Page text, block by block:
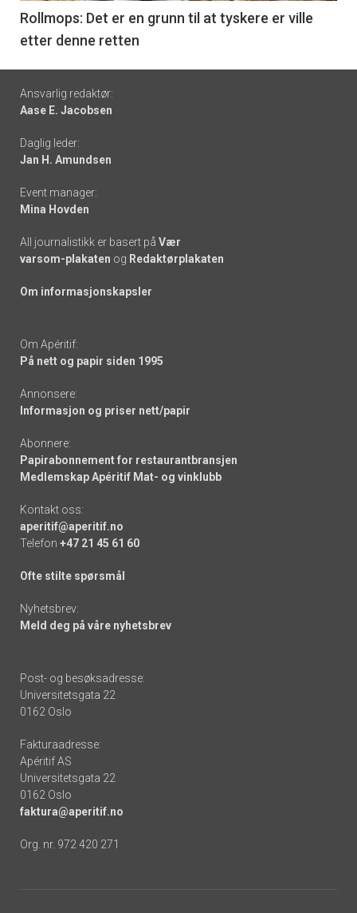
6
Rollmops: Det er en grunn til at tyskere er ville
etter denne retten
Footer
-
links
Ansvarlig redaktør:
Aase E. Jacobsen
Daglig leder:
Jan H. Amundsen
Event manager:
Mina Hovden
All journalistikk er basert på Vær
varsom-plakaten og Redaktørplakaten
Om informasjonskapsler
Om Apéritif:
På nett og papir siden 1995
Annonsere:
Informasjon og priser nett/papir
Abonnere:
Papirabonnement for restaurantbransjen
Medlemskap Apéritif Mat- og vinklubb
Kontakt oss:
aperitif@aperitif.no
Telefon +47 21 45 61 60
Ofte stilte spørsmål
Nyhetsbrev:
Meld deg på våre nyhetsbrev
Post- og besøksadresse:
Universitetsgata 22
0162 Oslo
Fakturaadresse:
Apéritif AS
Universitetsgata 22
0162 Oslo
faktura@aperitif.no
Org. nr. 972 420 271